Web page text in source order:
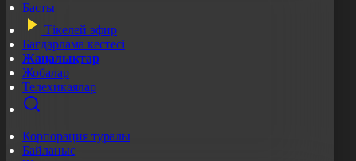
Басты
Тікелей эфир
Бағдарлама кестесі
Жаңалықтар
Жобалар
Телехикаялар
Корпорация туралы
Байланыс